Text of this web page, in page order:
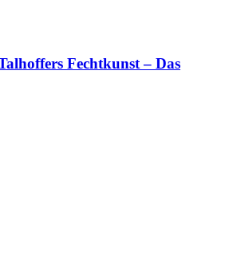
Fechtkunst – Das